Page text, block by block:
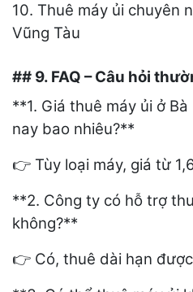
10. Thuê máy ủi chuyên
Vũng Tàu
## 9. FAQ – Câu hỏi
**1. Giá thuê máy ủi ở
nay bao nhiêu?**
👉 Tùy loại máy, giá từ
**2. Công ty có hỗ trợ
không?**
👉 Có, thuê dài hạn